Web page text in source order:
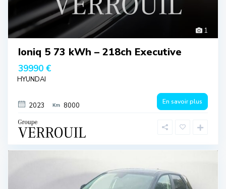
1
Ioniq 5 73 kWh – 218ch Executive
39990 €
HYUNDAI
2023 8000 En savoir plus